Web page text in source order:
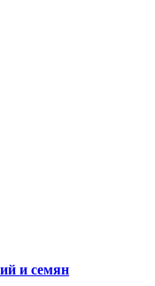
и семян